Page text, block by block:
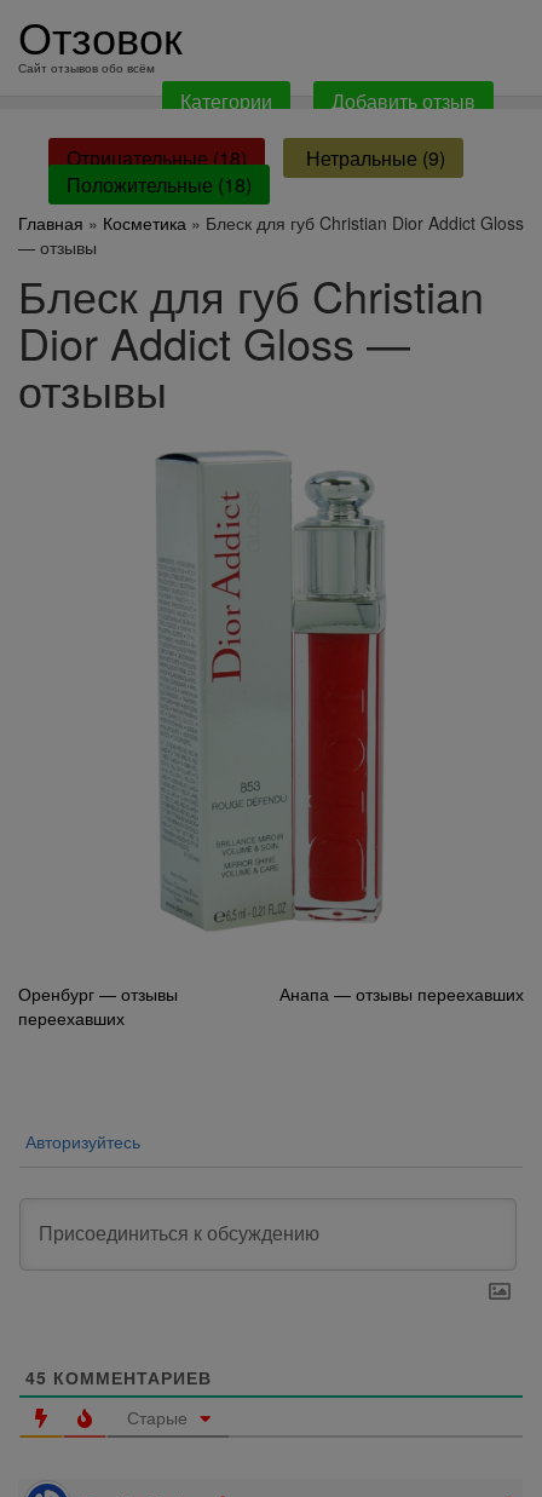
содержанию
Отзовок
Сайт отзывов обо всём
Категории Добавить отзыв
Отрицательные (18)
Нетральные (9)
Положительные (18)
Главная » Косметика » Блеск для губ Christian Dior Addict Gloss
— отзывы
Блеск для губ Christian
Dior Addict Gloss —
отзывы
Навигация
по
Оренбург — отзывы
переехавших
Анапа — отзывы переехавших
Авторизуйтесь
45 КОММЕНТАРИЕВ
Старые